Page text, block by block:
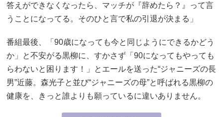
答えができなくなったら、マッチが『辞めたら？』って言
うことになってる。そのひと言で私の引退が決まる」
番組最後、「90歳になっても今と同じようにできるかどう
か」と不安がる黒柳に、すかさず「90になってもやっても
らわないと困ります！」とエールを送った“ジャニーズの長
男”近藤。森光子と並び“ジャニーズの母”と呼ばれる黒柳の
健康を、きっと誰よりも願っているに違いありません。